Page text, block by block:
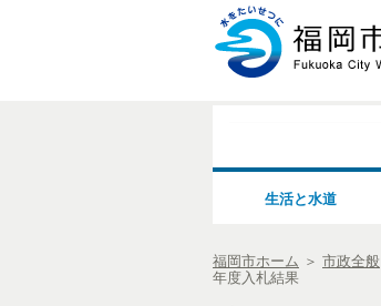
生活と水道
福岡市ホーム ＞ 市政全般
年度入札結果